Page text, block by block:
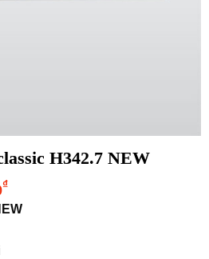
H342.7 NEW
₫Giá
hiện